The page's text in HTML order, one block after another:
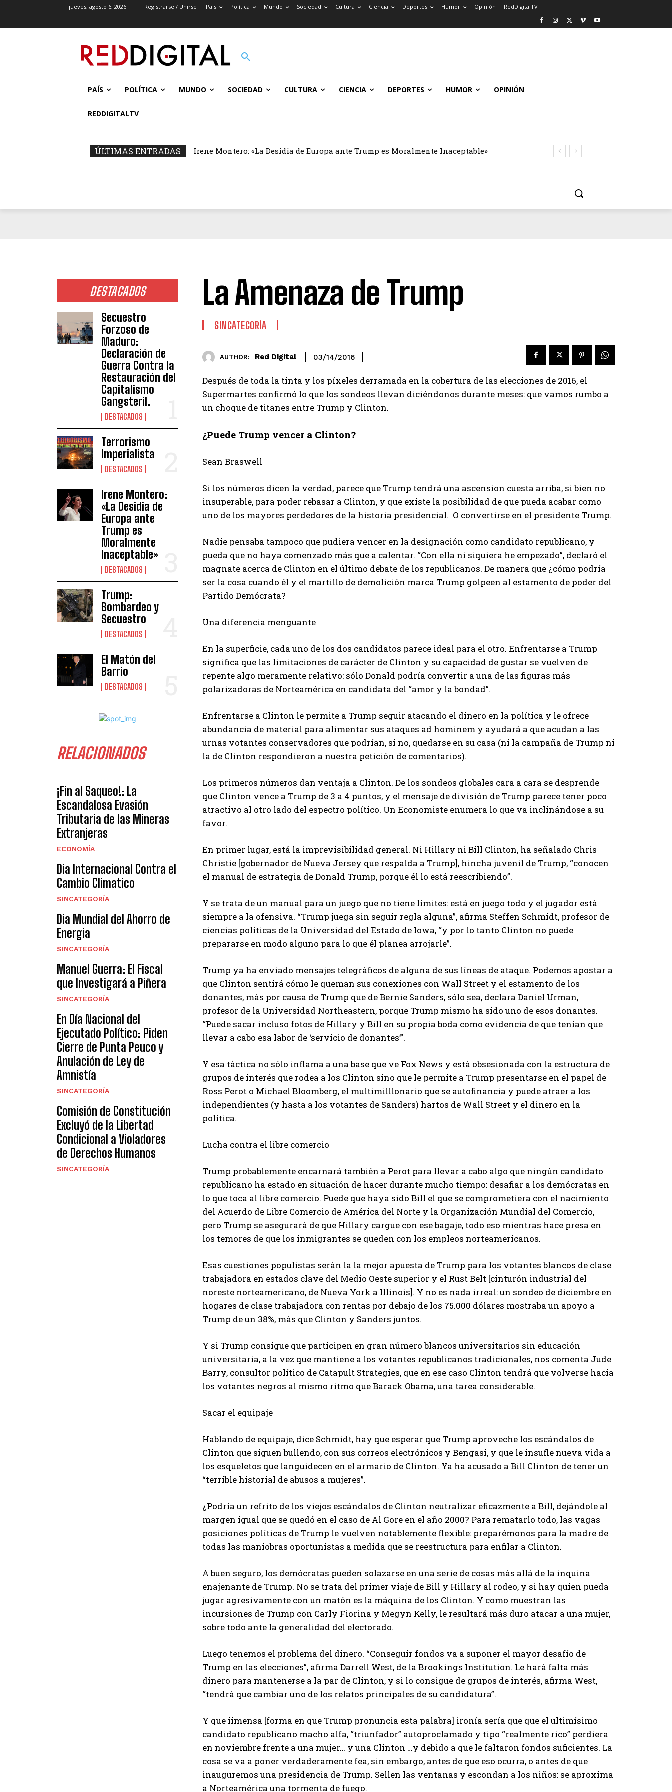
jueves, agosto 6, 2026 Registrarse / Unirse País Política Mundo Sociedad Cultura Ciencia Deportes Humor Opinión RedDigitalTV
PAÍS POLÍTICA MUNDO SOCIEDAD CULTURA CIENCIA DEPORTES HUMOR OPINIÓN
REDDIGITALTV
ÚLTIMAS ENTRADAS Irene Montero: «La Desidia de Europa ante Trump es Moralmente Inaceptable»
DESTACADOS
Secuestro
Forzoso de
Maduro:
Declaración de
Guerra Contra la
Restauración del
Capitalismo
Gangsteril.
DESTACADOS
Terrorismo
Imperialista
DESTACADOS
Irene Montero:
«La Desidia de
Europa ante
Trump es
Moralmente
Inaceptable»
DESTACADOS
Trump:
Bombardeo y
Secuestro
DESTACADOS
El Matón del
Barrio
DESTACADOS
RELACIONADOS
¡Fin al Saqueo!: La
Escandalosa Evasión
Tributaria de las Mineras
Extranjeras
ECONOMÍA
Dia Internacional Contra el
Cambio Climatico
SINCATEGORÍA
Dia Mundial del Ahorro de
Energia
SINCATEGORÍA
Manuel Guerra: El Fiscal
que Investigará a Piñera
SINCATEGORÍA
En Día Nacional del
Ejecutado Político: Piden
Cierre de Punta Peuco y
Anulación de Ley de
Amnistía
SINCATEGORÍA
Comisión de Constitución
Excluyó de la Libertad
Condicional a Violadores
de Derechos Humanos
SINCATEGORÍA
La Amenaza de Trump
SINCATEGORÍA
AUTHOR: Red Digital 03/14/2016
Después de toda la tinta y los píxeles derramada en la cobertura de las elecciones de 2016, el
Supermartes confirmó lo que los sondeos llevan diciéndonos durante meses: que vamos rumbo a
un choque de titanes entre Trump y Clinton.
¿Puede Trump vencer a Clinton?
Sean Braswell
Si los números dicen la verdad, parece que Trump tendrá una ascension cuesta arriba, si bien no
insuperable, para poder rebasar a Clinton, y que existe la posibilidad de que pueda acabar como
uno de los mayores perdedores de la historia presidencial. O convertirse en el presidente Trump.
Nadie pensaba tampoco que pudiera vencer en la designación como candidato republicano, y
pueda que no haya comenzado más que a calentar. “Con ella ni siquiera he empezado”, declaró el
magnate acerca de Clinton en el último debate de los republicanos. De manera que ¿cómo podría
ser la cosa cuando él y el martillo de demolición marca Trump golpeen al estamento de poder del
Partido Demócrata?
Una diferencia menguante
En la superficie, cada uno de los dos candidatos parece ideal para el otro. Enfrentarse a Trump
significa que las limitaciones de carácter de Clinton y su capacidad de gustar se vuelven de
repente algo meramente relativo: sólo Donald podría convertir a una de las figuras más
polarizadoras de Norteamérica en candidata del “amor y la bondad”.
Enfrentarse a Clinton le permite a Trump seguir atacando el dinero en la política y le ofrece
abundancia de material para alimentar sus ataques ad hominem y ayudará a que acudan a las
urnas votantes conservadores que podrían, si no, quedarse en su casa (ni la campaña de Trump ni
la de Clinton respondieron a nuestra petición de comentarios).
Los primeros números dan ventaja a Clinton. De los sondeos globales cara a cara se desprende
que Clinton vence a Trump de 3 a 4 puntos, y el mensaje de división de Trump parece tener poco
atractivo al otro lado del espectro político. Un Economiste enumera lo que va inclinándose a su
favor.
En primer lugar, está la imprevisibilidad general. Ni Hillary ni Bill Clinton, ha señalado Chris
Christie [gobernador de Nueva Jersey que respalda a Trump], hincha juvenil de Trump, “conocen
el manual de estrategia de Donald Trump, porque él lo está reescribiendo”.
Y se trata de un manual para un juego que no tiene límites: está en juego todo y el jugador está
siempre a la ofensiva. “Trump juega sin seguir regla alguna”, afirma Steffen Schmidt, profesor de
ciencias políticas de la Universidad del Estado de Iowa, “y por lo tanto Clinton no puede
prepararse en modo alguno para lo que él planea arrojarle”.
Trump ya ha enviado mensajes telegráficos de alguna de sus líneas de ataque. Podemos apostar a
que Clinton sentirá cómo le queman sus conexiones con Wall Street y el estamento de los
donantes, más por causa de Trump que de Bernie Sanders, sólo sea, declara Daniel Urman,
profesor de la Universidad Northeastern, porque Trump mismo ha sido uno de esos donantes.
“Puede sacar incluso fotos de Hillary y Bill en su propia boda como evidencia de que tenían que
llevar a cabo esa labor de ‘servicio de donantes’”.
Y esa táctica no sólo inflama a una base que ve Fox News y está obsesionada con la estructura de
grupos de interés que rodea a los Clinton sino que le permite a Trump presentarse en el papel de
Ross Perot o Michael Bloomberg, el multimilllonario que se autofinancia y puede atraer a los
independientes (y hasta a los votantes de Sanders) hartos de Wall Street y el dinero en la
política.
Lucha contra el libre comercio
Trump probablemente encarnará también a Perot para llevar a cabo algo que ningún candidato
republicano ha estado en situación de hacer durante mucho tiempo: desafiar a los demócratas en
lo que toca al libre comercio. Puede que haya sido Bill el que se comprometiera con el nacimiento
del Acuerdo de Libre Comercio de América del Norte y la Organización Mundial del Comercio,
pero Trump se asegurará de que Hillary cargue con ese bagaje, todo eso mientras hace presa en
los temores de que los inmigrantes se queden con los empleos norteamericanos.
Esas cuestiones populistas serán la la mejor apuesta de Trump para los votantes blancos de clase
trabajadora en estados clave del Medio Oeste superior y el Rust Belt [cinturón industrial del
noreste norteamericano, de Nueva York a Illinois]. Y no es nada irreal: un sondeo de diciembre en
hogares de clase trabajadora con rentas por debajo de los 75.000 dólares mostraba un apoyo a
Trump de un 38%, más que Clinton y Sanders juntos.
Y si Trump consigue que participen en gran número blancos universitarios sin educación
universitaria, a la vez que mantiene a los votantes republicanos tradicionales, nos comenta Jude
Barry, consultor político de Catapult Strategies, que en ese caso Clinton tendrá que volverse hacia
los votantes negros al mismo ritmo que Barack Obama, una tarea considerable.
Sacar el equipaje
Hablando de equipaje, dice Schmidt, hay que esperar que Trump aproveche los escándalos de
Clinton que siguen bullendo, con sus correos electrónicos y Bengasi, y que le insufle nueva vida a
los esqueletos que languidecen en el armario de Clinton. Ya ha acusado a Bill Clinton de tener un
“terrible historial de abusos a mujeres”.
¿Podría un refrito de los viejos escándalos de Clinton neutralizar eficazmente a Bill, dejándole al
margen igual que se quedó en el caso de Al Gore en el año 2000? Para rematarlo todo, las vagas
posiciones políticas de Trump le vuelven notablemente flexible: preparémonos para la madre de
todas las maniobras oportunistas a medida que se reestructura para enfilar a Clinton.
A buen seguro, los demócratas pueden solazarse en una serie de cosas más allá de la inquina
enajenante de Trump. No se trata del primer viaje de Bill y Hillary al rodeo, y si hay quien pueda
jugar agresivamente con un matón es la máquina de los Clinton. Y como muestran las
incursiones de Trump con Carly Fiorina y Megyn Kelly, le resultará más duro atacar a una mujer,
sobre todo ante la generalidad del electorado.
Luego tenemos el problema del dinero. “Conseguir fondos va a suponer el mayor desafío de
Trump en las elecciones”, afirma Darrell West, de la Brookings Institution. Le hará falta más
dinero para mantenerse a la par de Clinton, y si lo consigue de grupos de interés, afirma West,
“tendrá que cambiar uno de los relatos principales de su candidatura”.
Y que iimensa [forma en que Trump pronuncia esta palabra] ironía sería que que el ultimísimo
candidato republicano macho alfa, “triunfador” autoproclamado y tipo “realmente rico” perdiera
en noviembre frente a una mujer… y una Clinton …y debido a que le faltaron fondos suficientes. La
cosa se va a poner verdaderamente fea, sin embargo, antes de que eso ocurra, o antes de que
inauguremos una presidencia de Trump. Sellen las ventanas y escondan a los niños: se aproxima
a Norteamérica una tormenta de fuego.